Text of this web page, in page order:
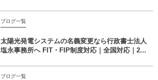
ブログ一覧
太陽光発電システムの名義変更なら行政書士法人
塩永事務所へ FIT・FIP制度対応｜全国対応｜2...
ブログ一覧